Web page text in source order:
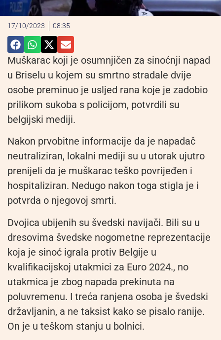
17/10/2023 08:35
Muškarac koji je osumnjičen za sinoćnji napad
u Briselu u kojem su smrtno stradale dvije
osobe preminuo je usljed rana koje je zadobio
prilikom sukoba s policijom, potvrdili su
belgijski mediji.
Nakon prvobitne informacije da je napadač
neutraliziran, lokalni mediji su u utorak ujutro
prenijeli da je muškarac teško povrijeđen i
hospitaliziran. Nedugo nakon toga stigla je i
potvrda o njegovoj smrti.
Dvojica ubijenih su švedski navijači. Bili su u
dresovima švedske nogometne reprezentacije
koja je sinoć igrala protiv Belgije u
kvalifikacijskoj utakmici za Euro 2024., no
utakmica je zbog napada prekinuta na
poluvremenu. I treća ranjena osoba je švedski
državljanin, a ne taksist kako se pisalo ranije.
On je u teškom stanju u bolnici.